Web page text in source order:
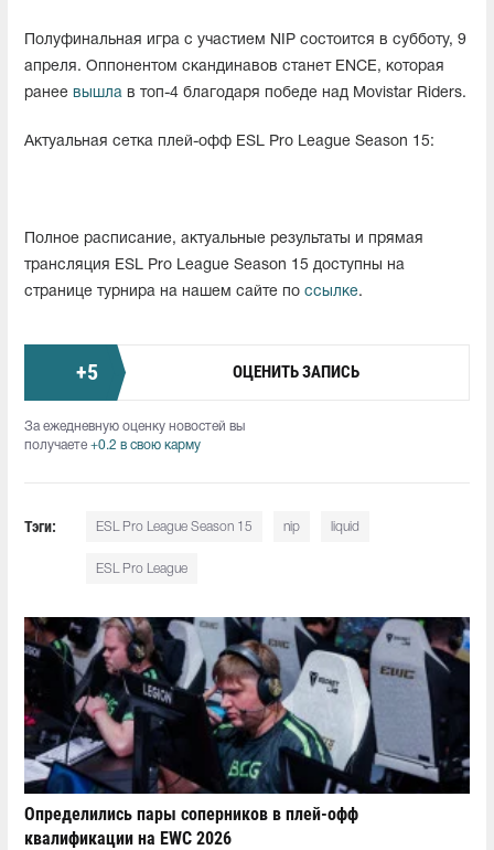
Полуфинальная игра с участием NIP состоится в субботу, 9
апреля. Оппонентом скандинавов станет ENCE, которая
ранее вышла в топ-4 благодаря победе над Movistar Riders.
Актуальная сетка плей-офф ESL Pro League Season 15:
Полное расписание, актуальные результаты и прямая
трансляция ESL Pro League Season 15 доступны на
странице турнира на нашем сайте по ссылке.
+5 ОЦЕНИТЬ ЗАПИСЬ
За ежедневную оценку новостей вы
получаете +0.2 в свою карму
Тэги: ESL Pro League Season 15 nip liquid
ESL Pro League
Определились пары соперников в плей-офф
квалификации на EWC 2026